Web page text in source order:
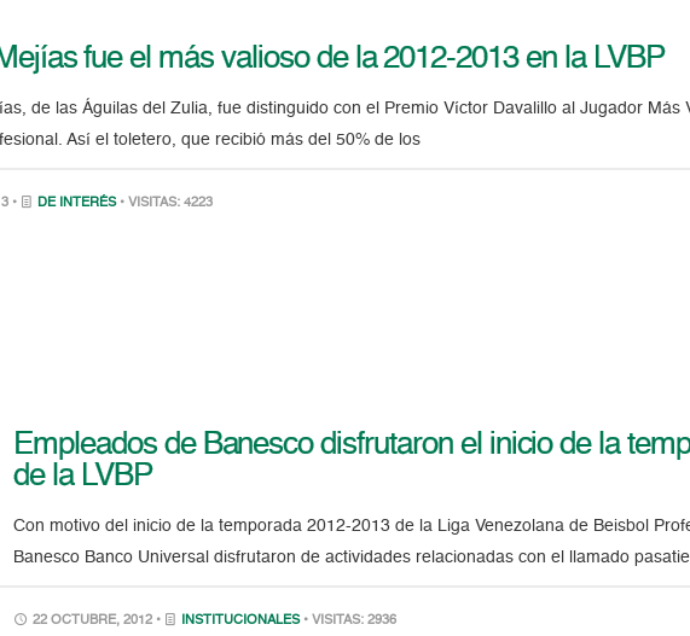
fue el más valioso de la 2012-2013 en la LVBP
de las Águilas del Zulia, fue distinguido con el Premio Víctor Davalillo al Jugador Más
Así el toletero, que recibió más del 50% de los
• DE INTERÉS • VISITAS: 4223
Empleados de Banesco disfrutaron el inicio de la
de la LVBP
Con motivo del inicio de la temporada 2012-2013 de la Liga Venezolana de Beisbol
Banesco Banco Universal disfrutaron de actividades relacionadas con el llamado
22 OCTUBRE, 2012 • INSTITUCIONALES • VISITAS: 2936